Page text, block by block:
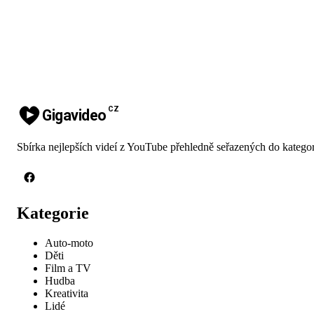
Gigavideo CZ
Sbírka nejlepších videí z YouTube přehledně seřazených do
Kategorie
Auto-moto
Děti
Film a TV
Hudba
Kreativita
Lidé